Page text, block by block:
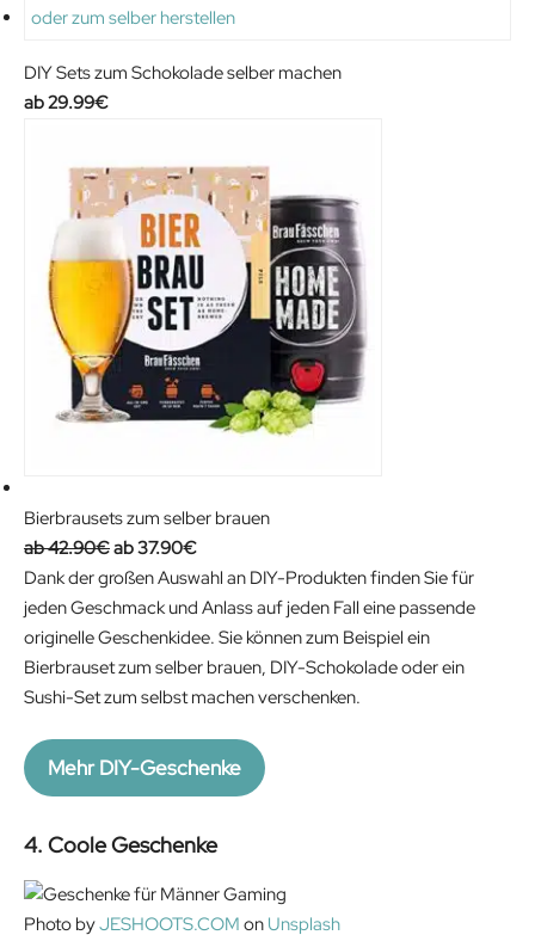
DIY Sets zum Schokolade selber machen
29.99€
Bierbrausets zum selber brauen
42.90€O
r
i
g
i
n
l
i
e
37.90€C
u
r
r
e
n
c
i
Dank der großen Auswahl an DIY-Produkten finden Sie für
jeden Geschmack und Anlass auf jeden Fall eine passende
originelle Geschenkidee. Sie können zum Beispiel ein
Bierbrauset zum selber brauen, DIY-Schokolade oder ein
Sushi-Set zum selbst machen verschenken.
Mehr DIY-Geschenke
4. Coole Geschenke
Photo byJESHOOTS.COM on Unsplash